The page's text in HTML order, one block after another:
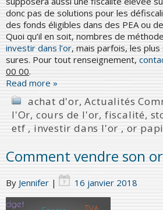
donc pas de solutions pour les
des fonds éligibles dans des PEA ou
Quoi qu’il en soit, nombres de
investir dans l’or, mais parfois, les
sures. Pour tout renseignement,
00 00.
Read more »
achat d'or,Actualités
l'Or, cours de l'or, fiscalité,
etf , investir dans l'or , or
Comment vendre son
By Jennifer | 16 janvier 2018